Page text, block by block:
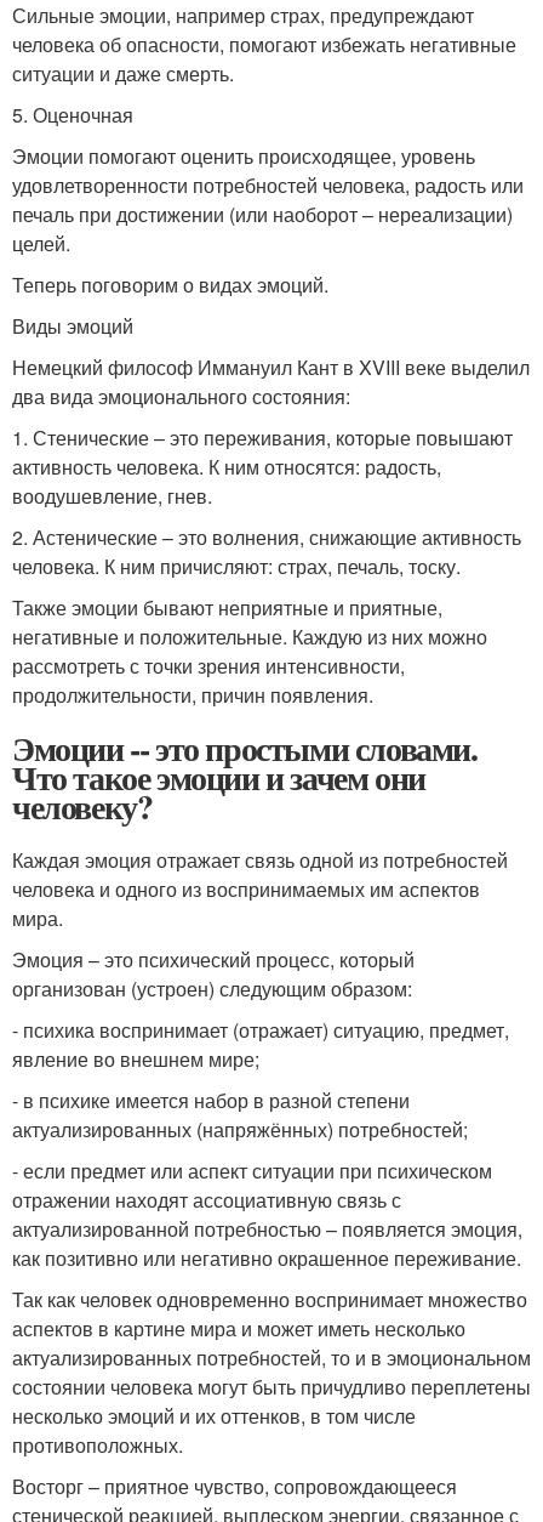
Сильные эмоции, например страх, предупреждают
человека об опасности, помогают избежать негативные
ситуации и даже смерть.
5. Оценочная
Эмоции помогают оценить происходящее, уровень
удовлетворенности потребностей человека, радость или
печаль при достижении (или наоборот – нереализации)
целей.
Теперь поговорим о видах эмоций.
Виды эмоций
Немецкий философ Иммануил Кант в XVIII веке выделил
два вида эмоционального состояния:
1. Стенические – это переживания, которые повышают
активность человека. К ним относятся: радость,
воодушевление, гнев.
2. Астенические – это волнения, снижающие активность
человека. К ним причисляют: страх, печаль, тоску.
Также эмоции бывают неприятные и приятные,
негативные и положительные. Каждую из них можно
рассмотреть с точки зрения интенсивности,
продолжительности, причин появления.
Эмоции -- это простыми словами.
Что такое эмоции и зачем они
человеку?
Каждая эмоция отражает связь одной из потребностей
человека и одного из воспринимаемых им аспектов
мира.
Эмоция – это психический процесс, который
организован (устроен) следующим образом:
- психика воспринимает (отражает) ситуацию, предмет,
явление во внешнем мире;
- в психике имеется набор в разной степени
актуализированных (напряжённых) потребностей;
- если предмет или аспект ситуации при психическом
отражении находят ассоциативную связь с
актуализированной потребностью – появляется эмоция,
как позитивно или негативно окрашенное переживание.
Так как человек одновременно воспринимает множество
аспектов в картине мира и может иметь несколько
актуализированных потребностей, то и в эмоциональном
состоянии человека могут быть причудливо переплетены
несколько эмоций и их оттенков, в том числе
противоположных.
Восторг – приятное чувство, сопровождающееся
стенической реакцией, выплеском энергии, связанное с